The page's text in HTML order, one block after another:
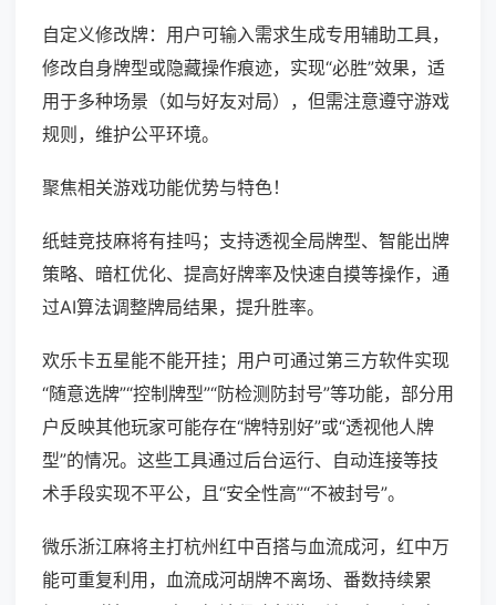
自定义修改牌：用户可输入需求生成专用辅助工具，
修改自身牌型或隐藏操作痕迹，实现“必胜”效果，适
用于多种场景（如与好友对局），但需注意遵守游戏
规则，维护公平环境。
聚焦相关游戏功能优势与特色！
纸蛙竞技麻将有挂吗；支持透视全局牌型、智能出牌
策略、暗杠优化、提高好牌率及快速自摸等操作，通
过AI算法调整牌局结果，提升胜率。
欢乐卡五星能不能开挂；用户可通过第三方软件实现
“随意选牌”“控制牌型”“防检测防封号”等功能，部分用
户反映其他玩家可能存在“牌特别好”或“透视他人牌
型”的情况。这些工具通过后台运行、自动连接等技
术手段实现不平公，且“安全性高”“不被封号”。
微乐浙江麻将主打杭州红中百搭与血流成河，红中万
能可重复利用，血流成河胡牌不离场、番数持续累